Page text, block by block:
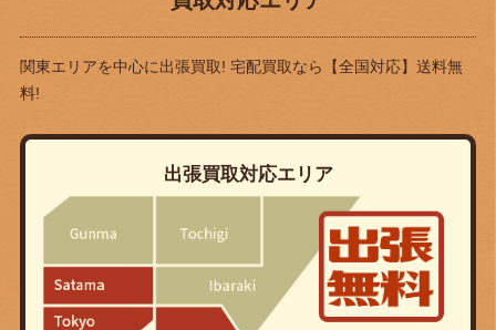
関東エリアを中心に出張買取! 宅配買取なら
【全国対応】送料無
料!
出張買取対応エリア